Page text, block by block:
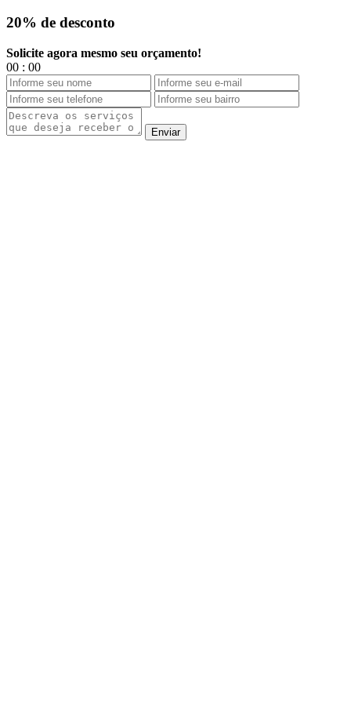
20% de desconto
Solicite agora mesmo seu orçamento!
00 : 00
Enviar